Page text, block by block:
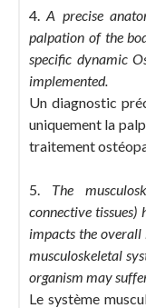
4.A precise
palpation of the
specific dynamic
implemented.
Un diagnostic
uniquement la
traitement
5. The
connective
impacts the
musculoskeletal
organism may
Le système